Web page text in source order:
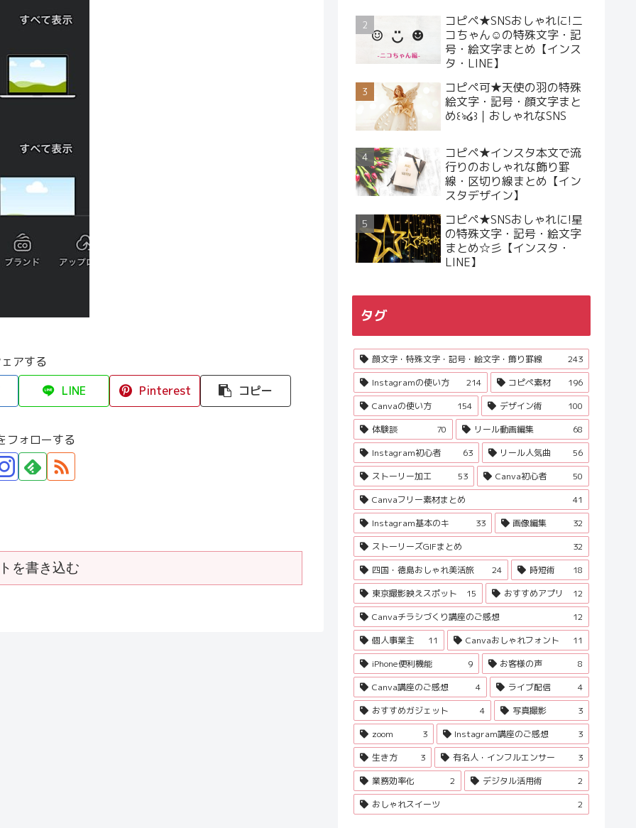
アする
LINE
Pinterest コピー
フォローする
を書き込む
コピペ★SNSおしゃれに!ニ
コちゃん☺︎の特殊文字・記
号・絵文字まとめ【インス
タ・LINE】
コピペ可★天使の羽の特殊
絵文字・記号・顔文字まと
め꒰ঌ໒꒱｜おしゃれなSNS
コピペ★インスタ本文で流
行りのおしゃれな飾り罫
線・区切り線まとめ【イン
スタデザイン】
コピペ★SNSおしゃれに!星
の特殊文字・記号・絵文字
まとめ☆彡【インスタ・
LINE】
タグ
顔文字・特殊文字・記号・絵文字・飾り罫線
243
Instagramの使い方
214 コピペ素材
196
Canvaの使い方
154 デザイン術
100
体験談
70 リール動画編集
68
Instagram初心者
63 リール人気曲
56
ストーリー加工
53 Canva初心者
50
Canvaフリー素材まとめ
41
Instagram基本のキ
33 画像編集
32
ストーリーズGIFまとめ
32
四国・徳島おしゃれ美活旅
24 時短術
18
東京撮影映えスポット
15 おすすめアプリ
12
Canvaチラシづくり講座のご感想
12
個人事業主
11 Canvaおしゃれフォント
11
iPhone便利機能
9 お客様の声
8
Canva講座のご感想
4 ライブ配信
4
おすすめガジェット
4 写真撮影
3
zoom
3 Instagram講座のご感想
3
生き方
3 有名人・インフルエンサー
3
業務効率化
2 デジタル活用術
2
おしゃれスイーツ
2